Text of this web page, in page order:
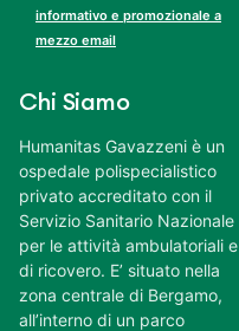
informativo e promozionale a
mezzo email
Chi Siamo
Humanitas Gavazzeni è un
ospedale polispecialistico
privato accreditato con il
Servizio Sanitario Nazionale
per le attività ambulatoriali e
di ricovero. E’ situato nella
zona centrale di Bergamo,
all’interno di un parco